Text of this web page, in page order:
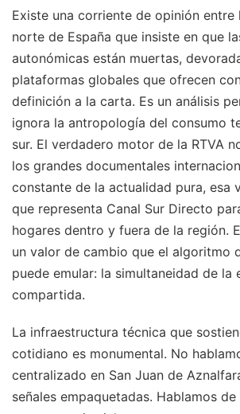
Existe una corriente de opinión entre
norte de España que insiste en que
autonómicas están muertas,
plataformas globales que ofrecen
definición a la carta. Es un análisis
ignora la antropología del consumo
sur. El verdadero motor de la RTVA
los grandes documentales
constante de la actualidad pura, esa
que representa Canal Sur Directo
hogares dentro y fuera de la región.
un valor de cambio que el algoritmo
puede emular: la simultaneidad de la
compartida.
La infraestructura técnica que
cotidiano es monumental. No
centralizado en San Juan de
señales empaquetadas. Hablamos